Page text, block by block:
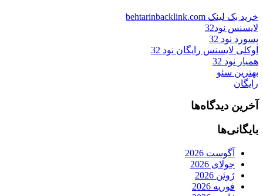
خرید بک لینک behtarinbacklink.com
لایسنس نود32
پسورد نود 32
اوکلی لایسنس رایگان نود 32
همیار نود 32
بهترین سئو
رایگان
آخرین دیدگاه‌ها
بایگانی‌ها
آگوست 2026
جولای 2026
ژوئن 2026
فوریه 2026